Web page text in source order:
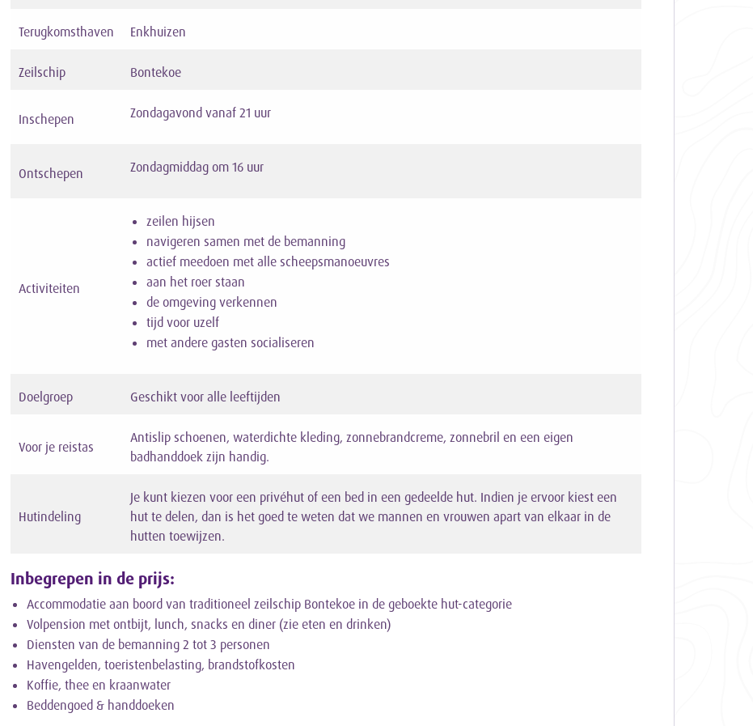
Terugkomsthaven Enkhuizen
Zeilschip Bontekoe
Inschepen Zondagavond vanaf 21 uur
Ontschepen Zondagmiddag om 16 uur
Activiteiten
zeilen hijsen
navigeren samen met de bemanning
actief meedoen met alle scheepsmanoeuvres
aan het roer staan
de omgeving verkennen
tijd voor uzelf
met andere gasten socialiseren
Doelgroep Geschikt voor alle leeftijden
Voor je reistas
Antislip schoenen, waterdichte kleding, zonnebrandcreme, zonnebril en een eigen
badhanddoek zijn handig.
Hutindeling
Je kunt kiezen voor een privéhut of een bed in een gedeelde hut. Indien je ervoor kiest een
hut te delen, dan is het goed te weten dat we mannen en vrouwen apart van elkaar in de
hutten toewijzen.
Inbegrepen in de prijs:
Accommodatie aan boord van traditioneel zeilschip Bontekoe in de geboekte hut-categorie
Volpension met ontbijt, lunch, snacks en diner (zie eten en drinken)
Diensten van de bemanning 2 tot 3 personen
Havengelden, toeristenbelasting, brandstofkosten
Koffie, thee en kraanwater
Beddengoed & handdoeken